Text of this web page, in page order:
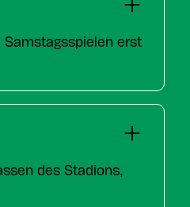
erst
des Stadions,